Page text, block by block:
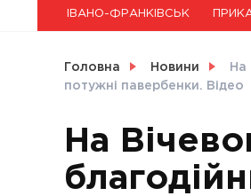
СВІТ
УКРАЇНА
ІВАНО-ФРАНКІВСЬК
Головна Новини
На
потужні павербенки. Відео
На